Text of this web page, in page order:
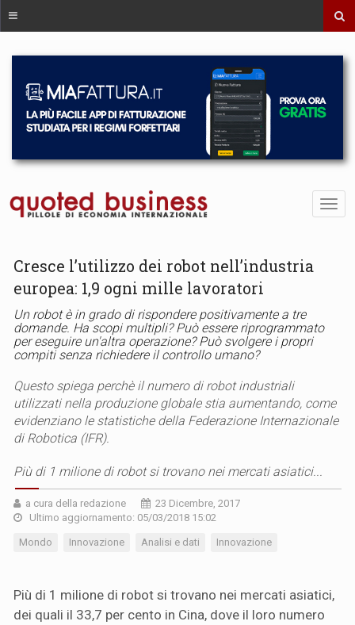
Cresce l’utilizzo dei robot nell’industria
europea: 1,9 ogni mille lavoratori
Un robot è in grado di rispondere positivamente a tre
domande. Ha scopi multipli? Può essere riprogrammato
per eseguire un'altra operazione? Può svolgere i propri
compiti senza richiedere il controllo umano?
Questo spiega perchè il numero di robot industriali
utilizzati nella produzione globale stia aumentando, come
evidenziano le statistiche della Federazione Internazionale
di Robotica (IFR).
Più di 1 milione di robot si trovano nei mercati asiatici...
a cura della redazione
23 Dicembre, 2017
Ultimo aggiornamento: 05/03/2018 15:02
Mondo Innovazione Analisi e dati Innovazione
Più di 1 milione di robot si trovano nei mercati asiatici,
dei quali il 33,7 per cento in Cina, dove il loro numero